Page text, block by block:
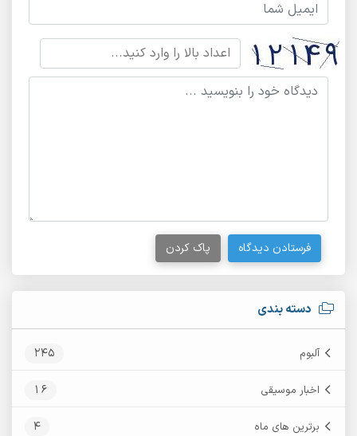
دسته بندی
آلبوم 245
اخبار موسیقی 16
برترین های ماه 4
فرستادن دیدگاه پاک کردن